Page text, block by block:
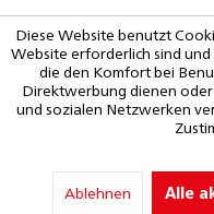
Diese Website benutzt
Website erforderlich sind
die den Komfort bei
Direktwerbung dienen
und sozialen Netzwerken
Ablehnen Alle